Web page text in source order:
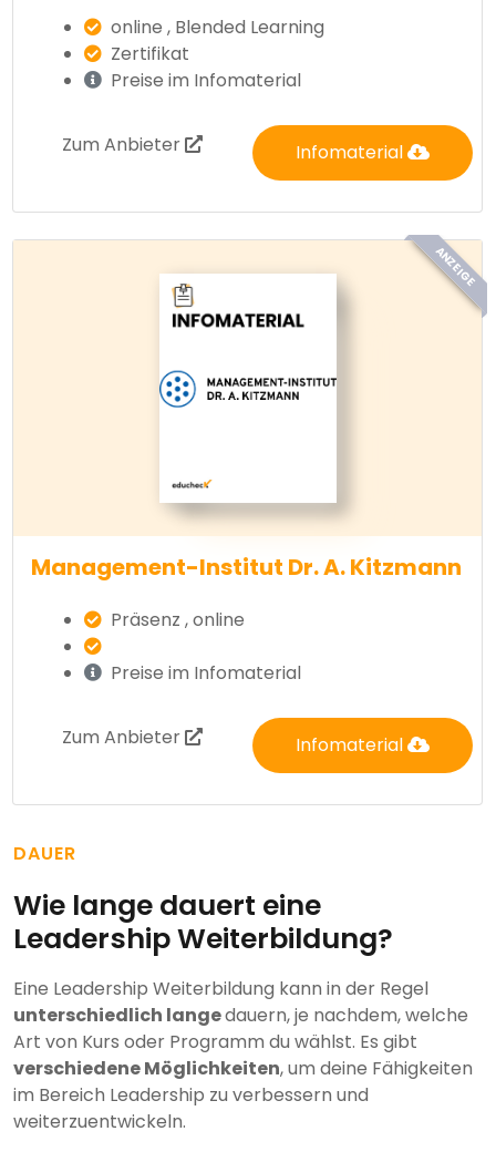
online , Blended Learning
Zertifikat
Preise im Infomaterial
Zum Anbieter Infomaterial
ANZEIGE
Management-Institut Dr. A. Kitzmann
Präsenz , online
Preise im Infomaterial
Zum Anbieter Infomaterial
DAUER
Wie lange dauert eine
Leadership Weiterbildung?
Eine Leadership Weiterbildung kann in der Regel
unterschiedlich langedauern, je nachdem, welche
Art von Kurs oder Programm du wählst. Es gibt
verschiedene Möglichkeiten, um deine Fähigkeiten
im Bereich Leadership zu verbessern und
weiterzuentwickeln.